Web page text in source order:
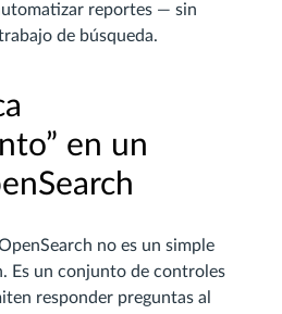
reportes — sin
de búsqueda.
en un
no es un simple
Es un conjunto de controles
responder preguntas al